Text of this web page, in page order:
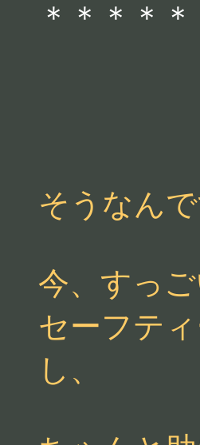
＊＊＊＊
そうなんで
今、すっ
セーフテ
し、